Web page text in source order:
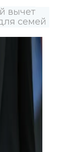
вычет
семей